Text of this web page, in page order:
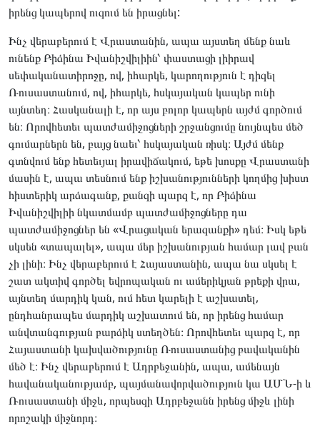
իրենց կապերով ուզում են իրացնել:
Ինչ վերաբերում է Վրաստանին, ապա այստեղ մենք նաև
ունենք Բիձինա Իվանիշվիլիին՝ փաստացի լիիրավ
սեփականատիրոջը, ով, իհարկե, կարողություն է դիզել
Ռուսաստանում, ով, իհարկե, հսկայական կապեր ունի
այնտեղ։ Հասկանալի է, որ այս բոլոր կապերն այժմ գործում
են։ Որովհետեւ պատժամիջոցների շրջանցումը նույնպես մեծ
գումարներն են, բայց նաեւ՝ հսկայական ռիսկ։ Այժմ մենք
գտնվում ենք հետեւյալ իրավիճակում, եթե խոսքը Վրաստանի
մասին է, ապա տեսնում ենք իշխանությունների կողմից խիստ
հիստերիկ արձագանք, քանզի պարզ է, որ Բիձինա
Իվանիշվիլիի նկատմամբ պատժամիջոցները դա
պատժամիջոցներ են «Վրացական երազանքի» դեմ։ Իսկ եթե
սկսեն «տապալել», ապա մեր իշխանության համար լավ բան
չի լինի։ Ինչ վերաբերում է Հայաստանին, ապա նա սկսել է
շատ ակտիվ գործել եվրոպական ու ամերիկյան թրեքի վրա,
այնտեղ մարդիկ կան, ում հետ կարելի է աշխատել,
ընդհանրապես մարդիկ աշխատում են, որ իրենց համար
անվտանգության բարձիկ ստեղծեն։ Որովհետեւ պարզ է, որ
Հայաստանի կախվածությունը Ռուսաստանից բավականին
մեծ է։ Ինչ վերաբերում է Ադրբեջանին, ապա, ամենայն
հավանականությամբ, պայմանավորվածություն կա ԱՄՆ-ի և
Ռուսաստանի միջև, որպեսզի Ադրբեջանն իրենց միջև լինի
որոշակի միջնորդ։